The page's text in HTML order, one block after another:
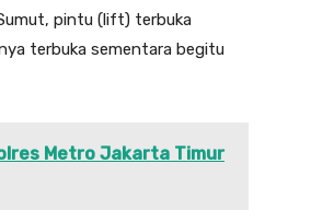
pintu (lift) terbuka
terbuka sementara begitu
Metro Jakarta Timur